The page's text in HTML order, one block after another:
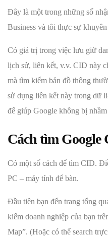
Đây là một trong những số
Business và tôi thực sự
Có giá trị trong việc lưu giữ
lịch sử, liên kết, v.v. CID này
mà tìm kiếm bản đồ thông
sử dụng liên kết này trong dữ
để giúp Google không bị nhầm
Cách tìm Google
Có một số cách để tìm CID.
PC – máy tính để bàn.
Đầu tiên bạn đến trang tổng
kiếm doanh nghiệp của bạn
Map”. (Hoặc có thể search